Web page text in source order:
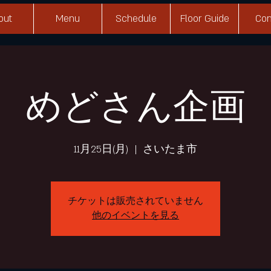
Menu Schedule Floor Guide
めどさん企画
11月25日(月)
  |
さいたま市
チケットは販売されていません
他のイベントを見る